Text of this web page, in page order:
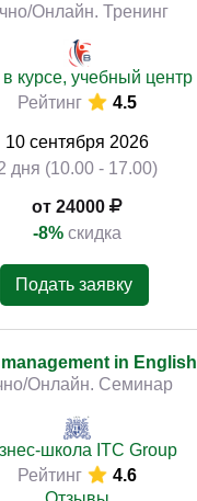
Онлайн. Тренинг
в курсе, учебный центр
Рейтинг
4.5
10 сентября 2026
дня (10.00 - 17.00)
от 24000
-8% скидка
Подать заявку
in English
Онлайн. Семинар
школа ITC Group
Рейтинг
4.6